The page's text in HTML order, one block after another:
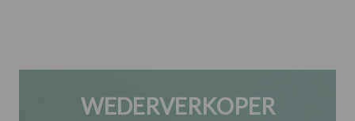
WEDERVERKOPER